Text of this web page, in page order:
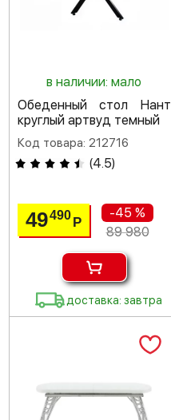
в наличии: мало
Обеденный стол Нант
круглый артвуд темный
Код товара: 212716
(4.5)
49490 Р
-45 %
89 980
доставка: завтра